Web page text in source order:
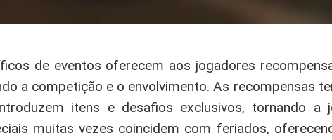
de eventos oferecem aos jogadores
a competição e o envolvimento. As recompensas
itens e desafios exclusivos, tornando a
muitas vezes coincidem com feriados,